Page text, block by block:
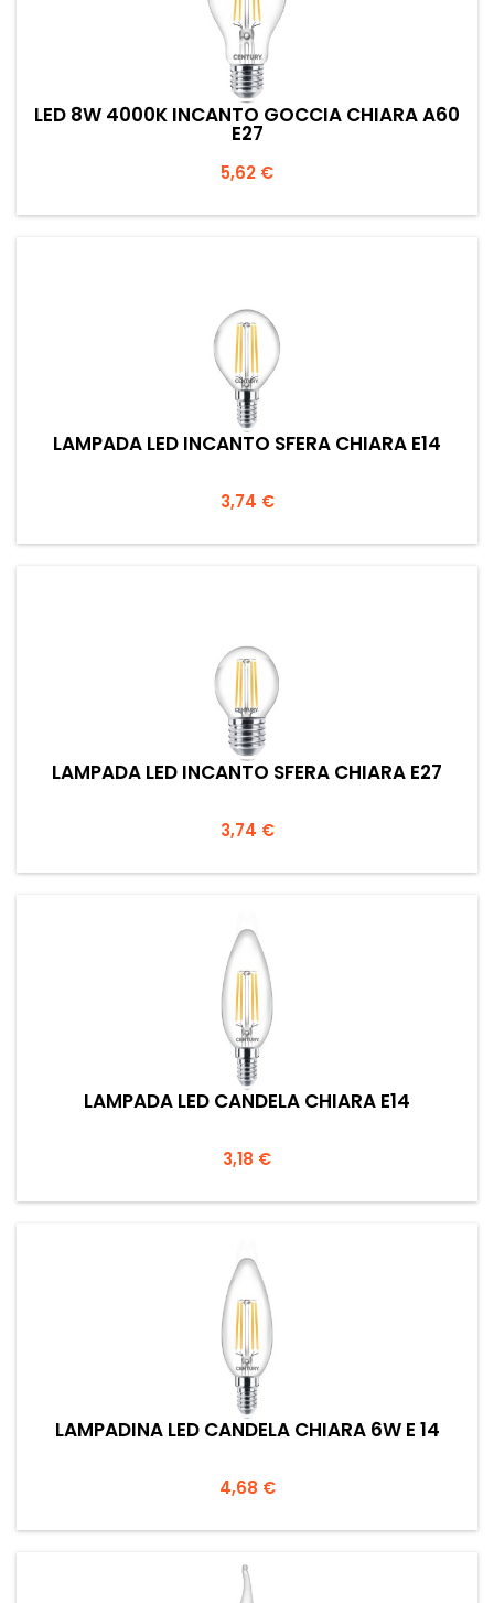
LED 8W 4000K INCANTO GOCCIA CHIARA A60
E27
Prezzo
5,62 €
LAMPADA LED INCANTO SFERA CHIARA E14
Prezzo
3,74 €
LAMPADA LED INCANTO SFERA CHIARA E27
Prezzo
3,74 €
LAMPADA LED CANDELA CHIARA E14
Prezzo
3,18 €
LAMPADINA LED CANDELA CHIARA 6W E 14
Prezzo
4,68 €